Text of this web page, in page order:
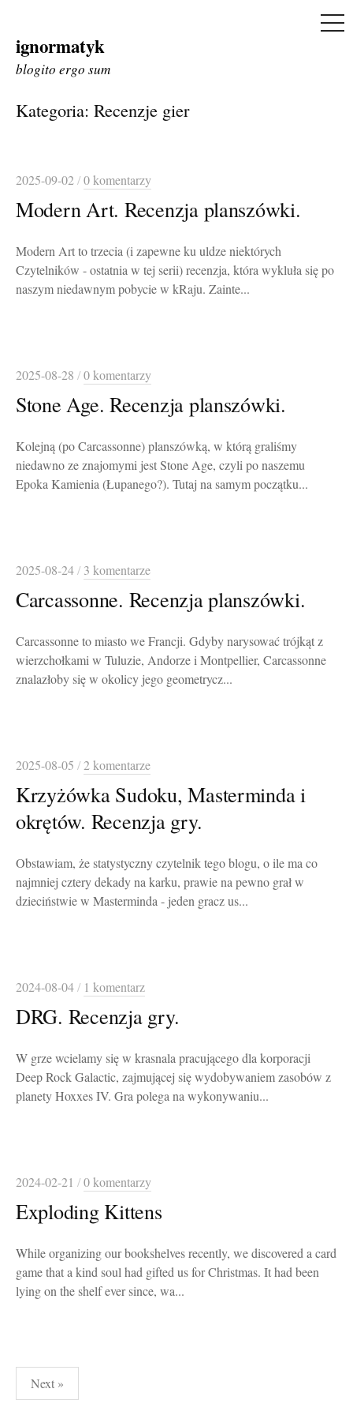
Skip
to
ignormatyk
blogito ergo sum
Kategoria: Recenzje gier
2025-09-02/0 komentarzy
Modern Art. Recenzja planszówki.
Modern Art to trzecia (i zapewne ku uldze niektórych
Czytelników - ostatnia w tej serii) recenzja, która wykluła się po
naszym niedawnym pobycie w kRaju. Zainte...
2025-08-28 /0 komentarzy
Stone Age. Recenzja planszówki.
Kolejną (po Carcassonne) planszówką, w którą graliśmy
niedawno ze znajomymi jest Stone Age, czyli po naszemu
Epoka Kamienia (Łupanego?). Tutaj na samym początku...
2025-08-24/ 3 komentarze
Carcassonne. Recenzja planszówki.
Carcassonne to miasto we Francji. Gdyby narysować trójkąt z
wierzchołkami w Tuluzie, Andorze i Montpellier, Carcassonne
znalazłoby się w okolicy jego geometrycz...
2025-08-05 /2 komentarze
Krzyżówka Sudoku, Masterminda i
okrętów. Recenzja gry.
Obstawiam, że statystyczny czytelnik tego blogu, o ile ma co
najmniej cztery dekady na karku, prawie na pewno grał w
dzieciństwie w Masterminda - jeden gracz us...
2024-08-04/ 1 komentarz
DRG. Recenzja gry.
W grze wcielamy się w krasnala pracującego dla korporacji
Deep Rock Galactic, zajmującej się wydobywaniem zasobów z
planety Hoxxes IV. Gra polega na wykonywaniu...
2024-02-21 /0 komentarzy
Exploding Kittens
While organizing our bookshelves recently, we discovered a card
game that a kind soul had gifted us for Christmas. It had been
lying on the shelf ever since, wa...
Stronicowanie
wpisów
Next »